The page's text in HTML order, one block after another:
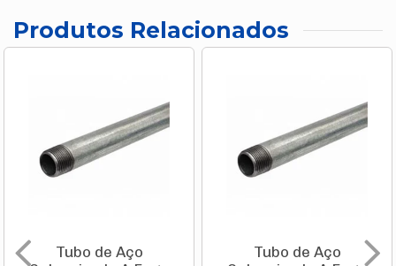
Produtos Relacionados
Tubo de Aço
Tubo de Aço